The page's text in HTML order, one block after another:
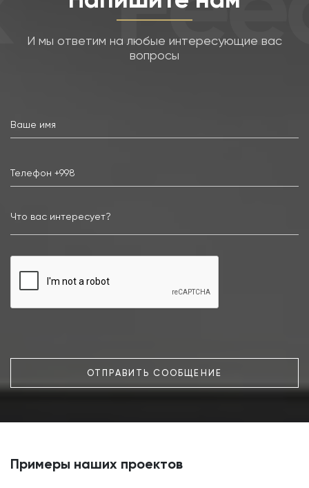
И мы ответим на любые интересующие вас
вопросы
ОТПРАВИТЬ СООБЩЕНИЕ
Примеры наших проектов